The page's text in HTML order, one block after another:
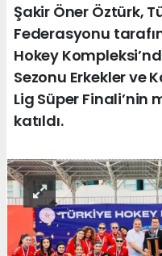
Şakir Öner Öztürk,
Federasyonu
Hokey
Sezonu Erkekler ve
Lig Süper
katıldı.